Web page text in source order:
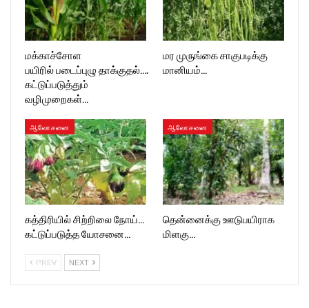
மக்காச்சோள
பயிரில் படைப்புழு தாக்குதல்….
கட்டுப்படுத்தும்
வழிமுறைகள்…
மர முருங்கை சாகுபடிக்கு
மானியம்…
ஆலோசனை
கத்திரியில் சிற்றிலை நோய்…
கட்டுப்படுத்த யோசனை…
ஆலோசனை
தென்னைக்கு ஊடுபயிராக
மிளகு…
PREV NEXT